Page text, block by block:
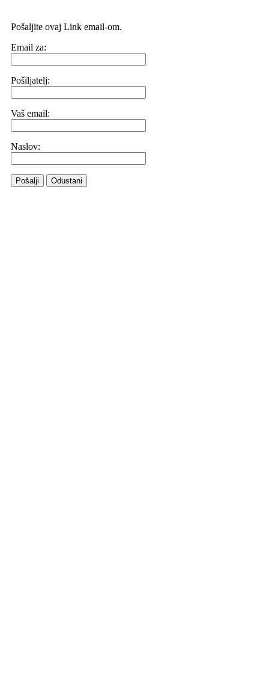
Pošaljite ovaj Link email-om.
Email za:
Pošiljatelj:
Vaš email:
Naslov:
Pošalji Odustani